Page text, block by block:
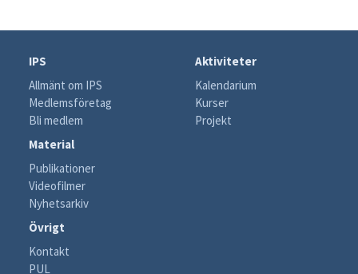
IPS
Allmänt om IPS
Medlemsföretag
Bli medlem
Aktiviteter
Kalendarium
Kurser
Projekt
Material
Publikationer
Videofilmer
Nyhetsarkiv
Övrigt
Kontakt
PUL